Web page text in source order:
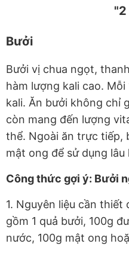
"2
Bưởi
Bưởi vị chua ngọt,
hàm lượng kali cao.
kali. Ăn bưởi không chỉ
còn mang đến lượng
thể. Ngoài ăn trực tiếp,
mật ong để sử dụng lâu
Công thức gợi ý: Bưởi
1. Nguyên liệu cần
gồm 1 quả bưởi, 100g
nước, 100g mật ong